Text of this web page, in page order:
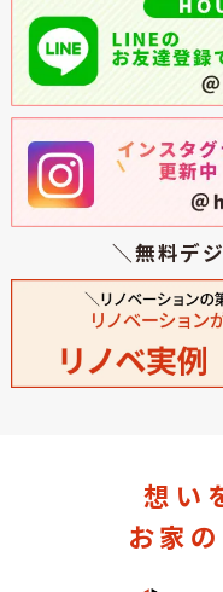
＼無料デ
想い
お家